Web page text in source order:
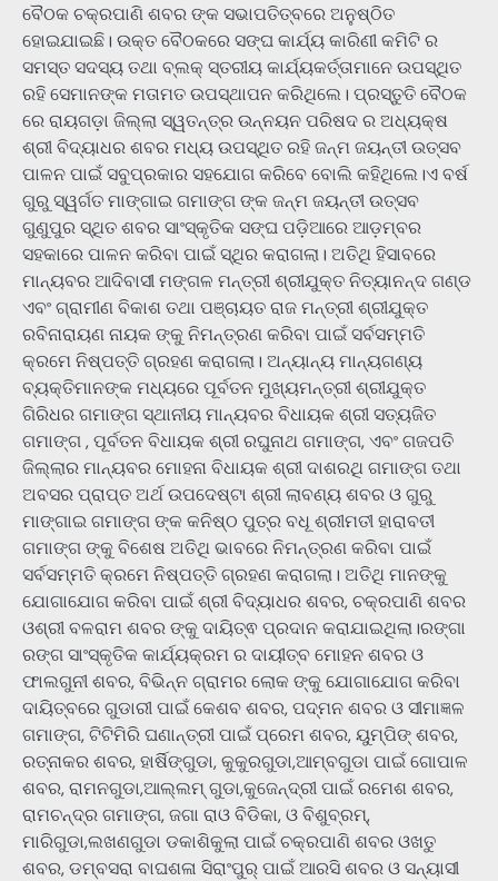
ବୈଠକ ଚକ୍ରପାଣି ଶବର ଙ୍କ ସଭାପତିତ୍ବରେ ଅନୁଷ୍ଠିତ
ହୋଇଯାଇଛି। ଉକ୍ତ ବୈଠକରେ ସଙ୍ଘ କାର୍ଯ୍ୟ କାରିଣୀ କମିଟି ର
ସମସ୍ତ ସଦସ୍ୟ ତଥା ବ୍ଲକ୍ ସ୍ତରୀୟ କାର୍ଯ୍ୟକର୍ତ୍ତାମାନେ ଉପସ୍ଥିତ
ରହି ସେମାନଙ୍କ ମତାମତ ଉପସ୍ଥାପନ କରିଥିଲେ। ପ୍ରସ୍ତୁତି ବୈଠକ
ରେ ରାୟଗଡ଼ା ଜିଲ୍ଲା ସ୍ୱତନ୍ତ୍ର ଉନ୍ନୟନ ପରିଷଦ ର ଅଧ୍ୟକ୍ଷ
ଶ୍ରୀ ବିଦ୍ୟାଧର ଶବର ମଧ୍ୟ ଉପସ୍ଥିତ ରହି ଜନ୍ମ ଜୟନ୍ତୀ ଉତ୍ସବ
ପାଳନ ପାଇଁ ସବୁପ୍ରକାର ସହଯୋଗ କରିବେ ବୋଲି କହିଥିଲେ।ଏ ବର୍ଷ
ଗୁରୁ ସ୍ୱର୍ଗତ ମାଙ୍ଗାଇ ଗମାଙ୍ଗ ଙ୍କ ଜନ୍ମ ଜୟନ୍ତୀ ଉତ୍ସବ
ଗୁଣୁପୁର ସ୍ଥିତ ଶବର ସାଂସ୍କୃତିକ ସଙ୍ଘ ପଡ଼ିଆରେ ଆଡ଼ମ୍ବର
ସହକାରେ ପାଳନ କରିବା ପାଇଁ ସ୍ଥିର କରାଗଲା। ଅତିଥି ହିସାବରେ
ମାନ୍ୟବର ଆଦିବାସୀ ମଙ୍ଗଳ ମନ୍ତ୍ରୀ ଶ୍ରୀଯୁକ୍ତ ନିତ୍ୟାନନ୍ଦ ଗଣ୍ଡ
ଏବଂ ଗ୍ରାମୀଣ ବିକାଶ ତଥା ପଞ୍ଚାୟତ ରାଜ ମନ୍ତ୍ରୀ ଶ୍ରୀଯୁକ୍ତ
ରବିନାରାୟଣ ନାୟକ ଙ୍କୁ ନିମନ୍ତ୍ରଣ କରିବା ପାଇଁ ସର୍ବସମ୍ମତି
କ୍ରମେ ନିଷ୍ପତ୍ତି ଗ୍ରହଣ କରାଗଲା। ଅନ୍ୟାନ୍ୟ ମାନ୍ୟଗଣ୍ୟ
ବ୍ୟକ୍ତିମାନଙ୍କ ମଧ୍ୟରେ ପୂର୍ବତନ ମୁଖ୍ୟମନ୍ତ୍ରୀ ଶ୍ରୀଯୁକ୍ତ
ଗିରିଧର ଗମାଙ୍ଗ ସ୍ଥାନୀୟ ମାନ୍ୟବର ବିଧାୟକ ଶ୍ରୀ ସତ୍ୟଜିତ
ଗମାଙ୍ଗ , ପୂର୍ବତନ ବିଧାୟକ ଶ୍ରୀ ରଘୁନାଥ ଗମାଙ୍ଗ, ଏବଂ ଗଜପତି
ଜିଲ୍ଲାର ମାନ୍ୟବର ମୋହନା ବିଧାୟକ ଶ୍ରୀ ଦାଶରଥି ଗମାଙ୍ଗ ତଥା
ଅବସର ପ୍ରାପ୍ତ ଅର୍ଥ ଉପଦେଷ୍ଟା ଶ୍ରୀ ଲାବଣ୍ୟ ଶବର ଓ ଗୁରୁ
ମାଙ୍ଗାଇ ଗମାଙ୍ଗ ଙ୍କ କନିଷ୍ଠ ପୁତ୍ର ବଧୂ ଶ୍ରୀମତୀ ହାରାବତୀ
ଗମାଙ୍ଗ ଙ୍କୁ ବିଶେଷ ଅତିଥି ଭାବରେ ନିମନ୍ତ୍ରଣ କରିବା ପାଇଁ
ସର୍ବସମ୍ମତି କ୍ରମେ ନିଷ୍ପତ୍ତି ଗ୍ରହଣ କରାଗଲା। ଅତିଥି ମାନଙ୍କୁ
ଯୋଗାଯୋଗ କରିବା ପାଇଁ ଶ୍ରୀ ବିଦ୍ୟାଧର ଶବର, ଚକ୍ରପାଣି ଶବର
ଓଶ୍ରୀ ବଳରାମ ଶବର ଙ୍କୁ ଦାୟିତ୍ଵ ପ୍ରଦାନ କରାଯାଇଥିଲା।ରଙ୍ଗା
ରଙ୍ଗ ସାଂସ୍କୃତିକ କାର୍ଯ୍ୟକ୍ରମ ର ଦାୟୀତ୍ବ ମୋହନ ଶବର ଓ
ଫାଲଗୁନୀ ଶବର, ବିଭିନ୍ନ ଗ୍ରାମର ଲୋକ ଙ୍କୁ ଯୋଗାଯୋଗ କରିବା
ଦାୟିତ୍ବରେ ଗୁଡାରୀ ପାଇଁ କେଶବ ଶବର, ପଦ୍ମନ ଶବର ଓ ସୀମାଜ୍ଞଳ
ଗମାଙ୍ଗ, ଟିଟିମିରି ଘଣାନ୍ତ୍ରୀ ପାଇଁ ପ୍ରେମ ଶବର, ୟୁମ୍ପିଙ୍ ଶବର,
ରତ୍ନାକର ଶବର, ହାର୍ଷିଙ୍ଗୁଡା, କୁକୁରଗୁଡା,ଆମ୍ବଗୁଡା ପାଇଁ ଗୋପାଳ
ଶବର, ରାମନଗୁଡା,ଆଲ୍ଲମ୍ ଗୁଡା,କୁଜେନ୍ଦ୍ରୀ ପାଇଁ ରମେଶ ଶବର,
ରାମଚନ୍ଦ୍ର ଗମାଙ୍ଗ, ଜଗା ରାଓ ବିଡିକା, ଓ ବିଶୁବ୍ରମ୍,
ମାରିଗୁଡା,ଲଖଣଗୁଡା ଡକାଶିକୁଲା ପାଇଁ ଚକ୍ରପାଣି ଶବର ଓଖତୁ
ଶବର, ଡମ୍ବସରା ବାଘଶଳା ସିରାଂପୁର୍ ପାଇଁ ଆରସି ଶବର ଓ ସନ୍ୟାସୀ